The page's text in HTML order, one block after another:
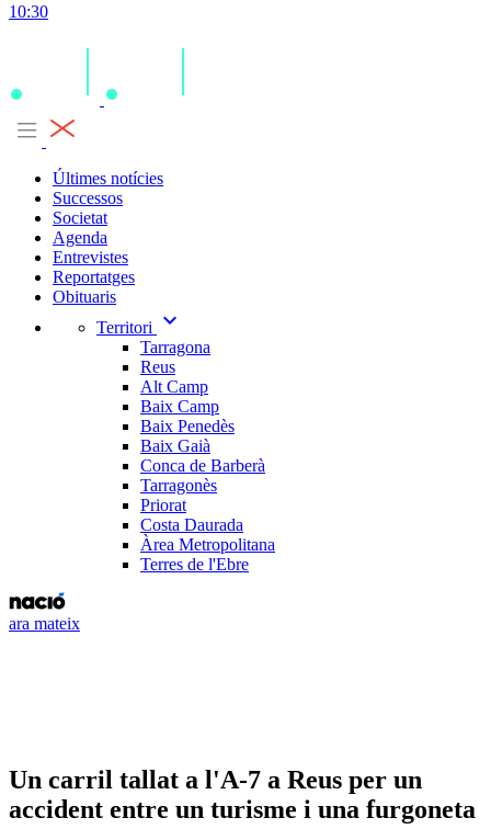
10:30
Últimes notícies
Successos
Societat
Agenda
Entrevistes
Reportatges
Obituaris
Territori
expand_more
Tarragona
Reus
Alt Camp
Baix Camp
Baix Penedès
Baix Gaià
Conca de Barberà
Tarragonès
Priorat
Costa Daurada
Àrea Metropolitana
Terres de l'Ebre
ara mateix
Un carril tallat a l'A-7 a Reus per un
accident entre un turisme i una furgoneta